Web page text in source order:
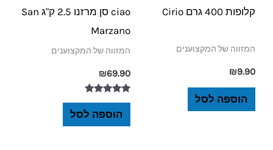
קלופות 400 גרם Cirio
המזווה של המקצוענים
₪9.90
הוספה לסל
ciao סן מרזנו 2.5 ק"ג San
Marzano
המזווה של המקצוענים
₪69.90
דורג
5.00
מתוך 5
הוספה לסל